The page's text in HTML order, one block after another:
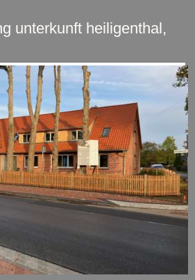
unterkunft heiligenthal,